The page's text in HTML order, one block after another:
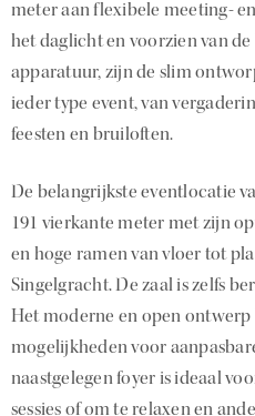
meter aan flexibele meeting-
het daglicht en voorzien van
apparatuur, zijn de slim
ieder type event, van
feesten en bruiloften.
De belangrijkste eventlocatie
191 vierkante meter met zijn
en hoge ramen van vloer tot
Singelgracht. De zaal is zelfs
Het moderne en open
mogelijkheden voor
naastgelegen foyer is ideaal
sessies of om te relaxen en